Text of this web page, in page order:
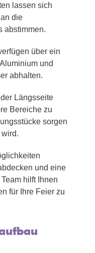
lassen sich
die
abstimmen.
über ein
und
abhalten.
Längsseite
Bereiche zu
sorgen
und eine
hilft Ihnen
für Ihre Feier zu